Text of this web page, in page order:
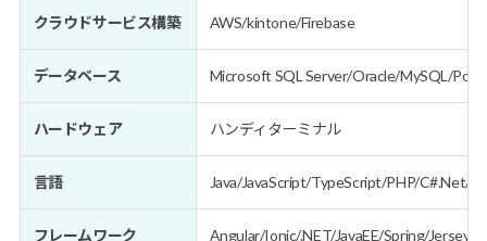
クラウドサービス構築 AWS/kintone/Firebase
データベース Microsoft SQL Server/Oracle/MySQL/
ハードウェア ハンディターミナル
言語 Java/JavaScript/TypeScript/PHP/C#.Net/
フレームワーク Angular/Ionic/.NET/JavaEE/Spring/Jersey/